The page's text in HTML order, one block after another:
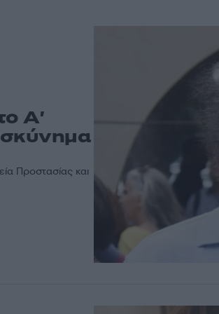
Α'
Προστασίας και